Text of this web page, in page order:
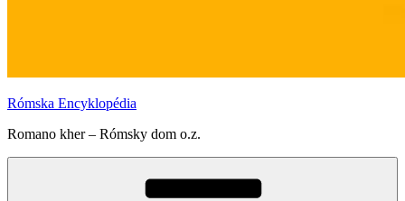
Rómska Encyklopédia
Romano kher – Rómsky dom o.z.